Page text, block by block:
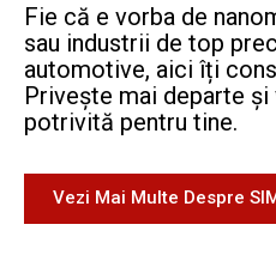
Fie că e vorba de
sau industrii de top
automotive, aici îți
Privește mai departe
potrivită pentru tine.
Vezi Mai Multe Despre